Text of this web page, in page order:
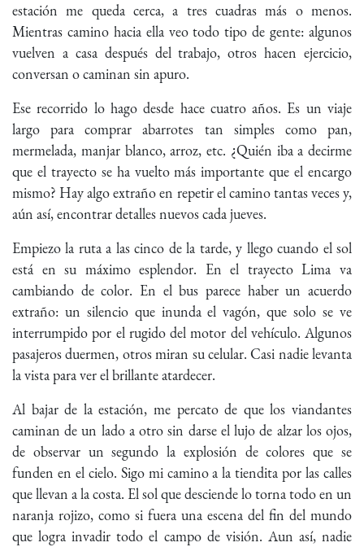
estación me queda cerca, a tres cuadras más o menos.
Mientras camino hacia ella veo todo tipo de gente: algunos
vuelven a casa después del trabajo, otros hacen ejercicio,
conversan o caminan sin apuro.
Ese recorrido lo hago desde hace cuatro años. Es un viaje
largo para comprar abarrotes tan simples como pan,
mermelada, manjar blanco, arroz, etc. ¿Quién iba a decirme
que el trayecto se ha vuelto más importante que el encargo
mismo? Hay algo extraño en repetir el camino tantas veces y,
aún así, encontrar detalles nuevos cada jueves.
Empiezo la ruta a las cinco de la tarde, y llego cuando el sol
está en su máximo esplendor. En el trayecto Lima va
cambiando de color. En el bus parece haber un acuerdo
extraño: un silencio que inunda el vagón, que solo se ve
interrumpido por el rugido del motor del vehículo. Algunos
pasajeros duermen, otros miran su celular. Casi nadie levanta
la vista para ver el brillante atardecer.
Al bajar de la estación, me percato de que los viandantes
caminan de un lado a otro sin darse el lujo de alzar los ojos,
de observar un segundo la explosión de colores que se
funden en el cielo. Sigo mi camino a la tiendita por las calles
que llevan a la costa. El sol que desciende lo torna todo en un
naranja rojizo, como si fuera una escena del fin del mundo
que logra invadir todo el campo de visión. Aun así, nadie